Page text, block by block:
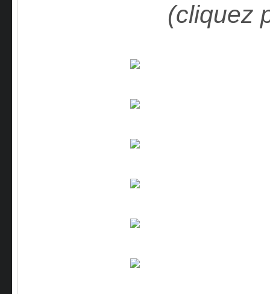
(cliquez